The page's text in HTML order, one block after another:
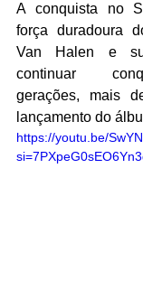
A conquista no
força duradoura
Van Halen e
continuar
gerações, mais
lançamento do
https://youtu.be/